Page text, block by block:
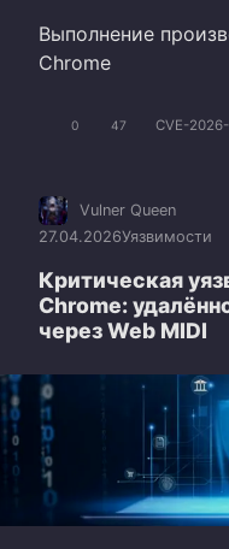
Выполнение
Chrome
0 47 CVE-
Vulner Queen
27.04.2026Уязвимости
Критическая
Chrome:
через Web MIDI